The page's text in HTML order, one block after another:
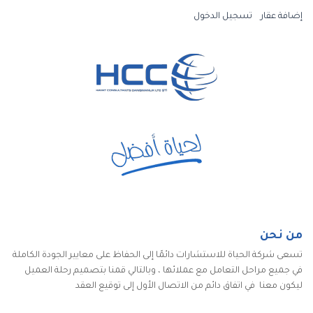
إضافة عقار تسجيل الدخول
من نحن
تسعى شركة الحياة للاستشارات دائمًا إلى الحفاظ على معايير الجودة الكاملة
في جميع مراحل التعامل مع عملائها ، وبالتالي قمنا بتصميم رحلة العميل
ليكون معنا في اتفاق دائم من الاتصال الأول إلى توقيع العقد